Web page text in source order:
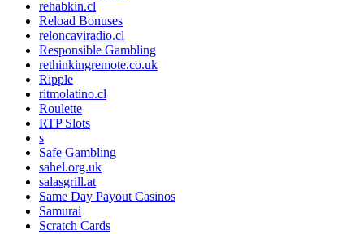
rehabkin.cl
Reload Bonuses
reloncaviradio.cl
Responsible Gambling
rethinkingremote.co.uk
Ripple
ritmolatino.cl
Roulette
RTP Slots
s
Safe Gambling
sahel.org.uk
salasgrill.at
Same Day Payout Casinos
Samurai
Scratch Cards